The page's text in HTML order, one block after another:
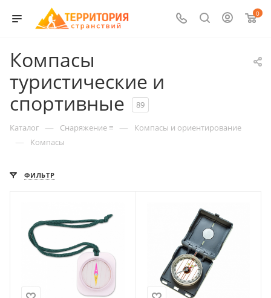
0
Компасы
туристические и
спортивные
89
Каталог — Снаряжение ≡ — Компасы и ориентирование
— Компасы
ФИЛЬТР